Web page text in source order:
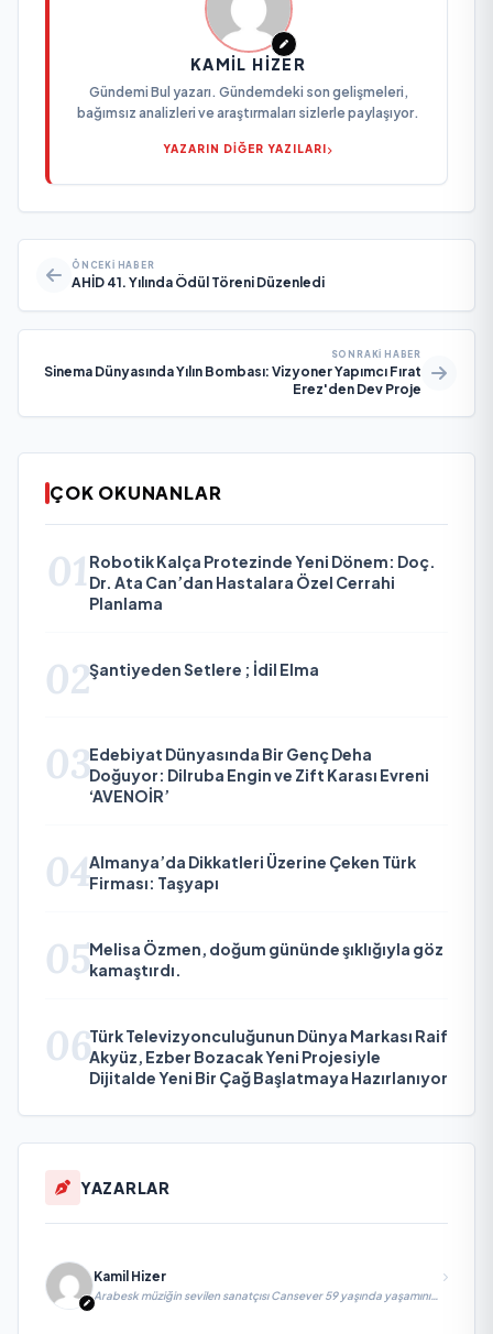
KAMIL HIZER
Gündemi Bul yazarı. Gündemdeki son gelişmeleri,
bağımsız analizleri ve araştırmaları sizlerle paylaşıyor.
YAZARIN DİĞER YAZILARI
ÖNCEKI HABER
AHİD 41. Yılında Ödül Töreni Düzenledi
SONRAKI HABER
Sinema Dünyasında Yılın Bombası: Vizyoner Yapımcı Fırat
Erez'den Dev Proje
ÇOK OKUNANLAR
01 Robotik Kalça Protezinde Yeni Dönem: Doç.
Dr. Ata Can’dan Hastalara Özel Cerrahi
Planlama
02Şantiyeden Setlere ; İdil Elma
03Edebiyat Dünyasında Bir Genç Deha
Doğuyor: Dilruba Engin ve Zift Karası Evreni
‘AVENOİR’
04Almanya’da Dikkatleri Üzerine Çeken Türk
Firması: Taşyapı
05Melisa Özmen, doğum gününde şıklığıyla göz
kamaştırdı.
06Türk Televizyonculuğunun Dünya Markası Raif
Akyüz, Ezber Bozacak Yeni Projesiyle
Dijitalde Yeni Bir Çağ Başlatmaya Hazırlanıyor
YAZARLAR
Kamil Hizer
Arabesk müziğin sevilen sanatçısı Cansever 59 yaşında yaşamını